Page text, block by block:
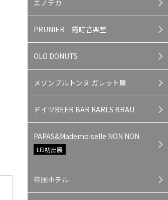
エノテカ
PRUNIER 霞町音楽堂
OLO DONUTS
メゾンブルトンヌ ガレット屋
ドイツBEER BAR KARLS BRAU
PAPAS&Mademoiselle NON NON
LFJ初出展
帝国ホテル